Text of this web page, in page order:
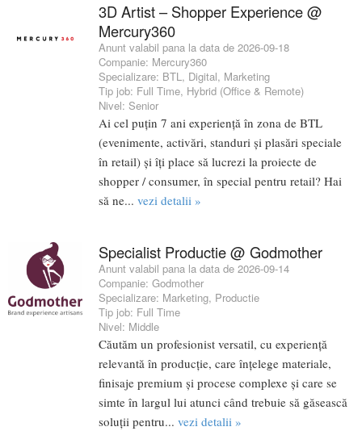
3D Artist – Shopper Experience @
Mercury360
Anunt valabil pana la data de 2026-09-18
Companie: Mercury360
Specializare: BTL, Digital, Marketing
Tip job: Full Time, Hybrid (Office & Remote)
Nivel: Senior
Ai cel puțin 7 ani experiență în zona de BTL
(evenimente, activări, standuri și plasări speciale
în retail) și îți place să lucrezi la proiecte de
shopper / consumer, în special pentru retail? Hai
să ne... vezi detalii »
Specialist Productie @ Godmother
Anunt valabil pana la data de 2026-09-14
Companie: Godmother
Specializare: Marketing, Productie
Tip job: Full Time
Nivel: Middle
Căutăm un profesionist versatil, cu experiență
relevantă în producție, care înțelege materiale,
finisaje premium și procese complexe și care se
simte în largul lui atunci când trebuie să găsească
soluții pentru... vezi detalii »